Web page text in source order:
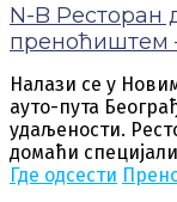
N-B Ресторан
преноћиштем
Налази се у
ауто-пута
удаљености.
домаћи
Где одсести